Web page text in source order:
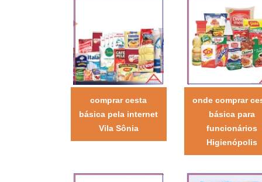
comprar cesta
básica pela internet
Vila Sônia
onde comprar
básica para
funcionários
Higienópolis